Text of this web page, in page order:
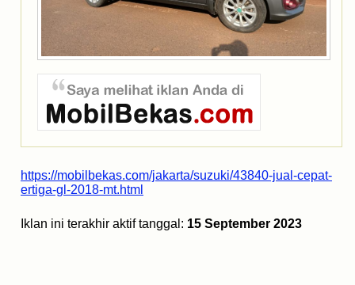
https://mobilbekas.com/jakarta/suzuki/43840-jual-cepat-
ertiga-gl-2018-mt.html
Iklan ini terakhir aktif tanggal: 15 September 2023